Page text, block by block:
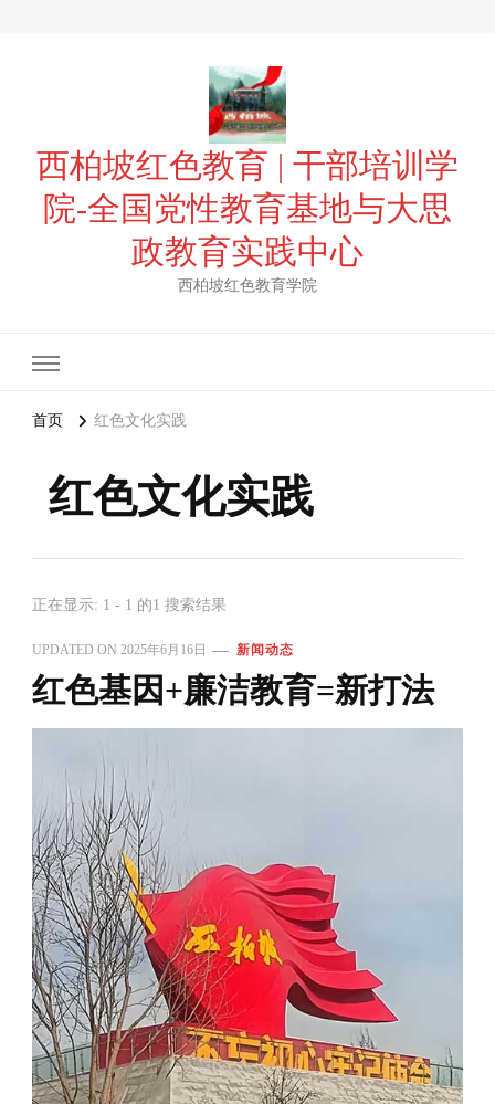
西柏坡红色教育 | 干部培训学
院-全国党性教育基地与大思
政教育实践中心
西柏坡红色教育学院
首页 红色文化实践
红色文化实践
正在显示: 1 - 1 的1 搜索结果
UPDATED ON 2025年6月16日 新闻动态
红色基因+廉洁教育=新打法